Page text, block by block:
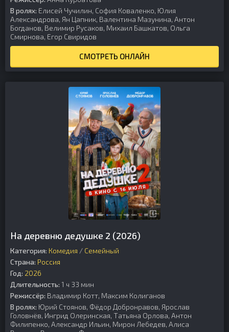
В ролях: Елисей Чучилин, София Коваленко, Юлия
Александрова, Ян Цапник, Валентина Мазунина, Антон
Богданов, Велимир Русаков, Михаил Башкатов, Ольга
Смирнова, Егор Свиридов
СМОТРЕТЬ ОНЛАЙН
На деревню дедушке 2 (2026)
Категория: Комедия / Семейный
Страна: Россия
Год: 2026
Длительность: 1 ч 33 мин
Режиссёр: Владимир Котт, Максим Колиганов
В ролях: Юрий Стоянов, Фёдор Добронравов, Ярослав
Головнёв, Ингрид Олеринская, Татьяна Орлова, Антон
Филипенко, Александр Ильин, Мирон Лебедев, Алиса